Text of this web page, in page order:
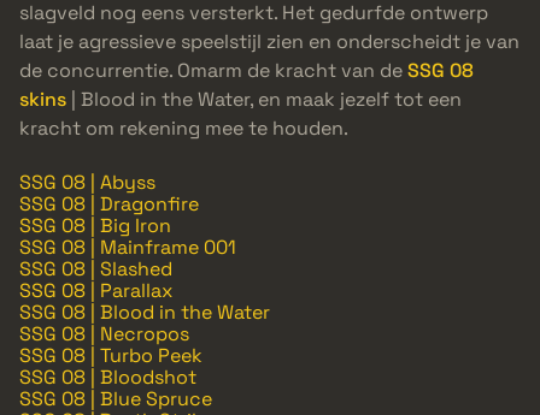
slagveld nog eens versterkt. Het gedurfde ontwerp
laat je agressieve speelstijl zien en onderscheidt je van
de concurrentie. Omarm de kracht van deSSG 08
skins | Blood in the Water, en maak jezelf tot een
kracht om rekening mee te houden.
SSG 08 | Abyss
SSG 08 | Dragonfire
SSG 08 | Big Iron
SSG 08 | Mainframe 001
SSG 08 | Slashed
SSG 08 | Parallax
SSG 08 | Blood in the Water
SSG 08 | Necropos
SSG 08 | Turbo Peek
SSG 08 | Bloodshot
SSG 08 | Blue Spruce